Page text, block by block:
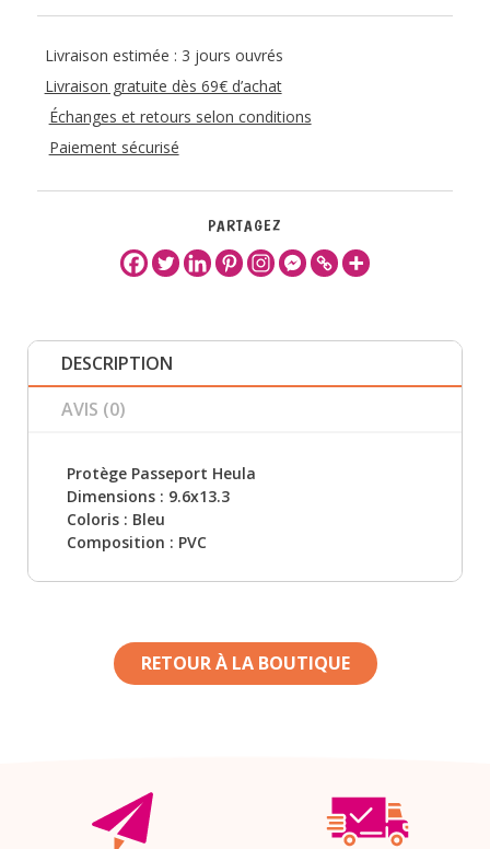
Livraison estimée : 3 jours ouvrés
Livraison gratuite dès 69€ d’achat
Échanges et retours selon conditions
Paiement sécurisé
PARTAGEZ
DESCRIPTION
AVIS (0)
Protège Passeport Heula
Dimensions : 9.6x13.3
Coloris : Bleu
Composition : PVC
RETOUR À LA BOUTIQUE